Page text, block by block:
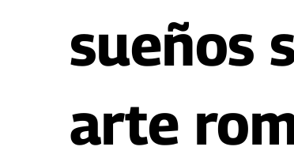
sueños
arte